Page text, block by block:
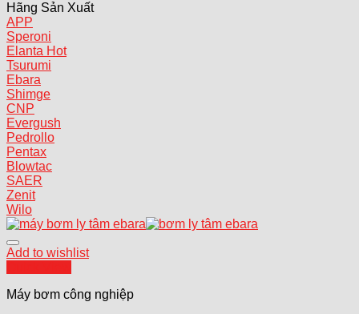
Hãng Sản Xuất
APP
Speroni
Elanta
Tsurumi
Ebara
Shimge
CNP
Evergush
Pedrollo
Pentax
Blowtac
SAER
Zenit
Wilo
Add to wishlist
Máy bơm công nghiệp